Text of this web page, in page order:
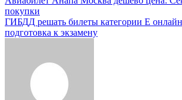
по
записям
покупки
ГИБДД решать билеты категории Е
подготовка к экзамену